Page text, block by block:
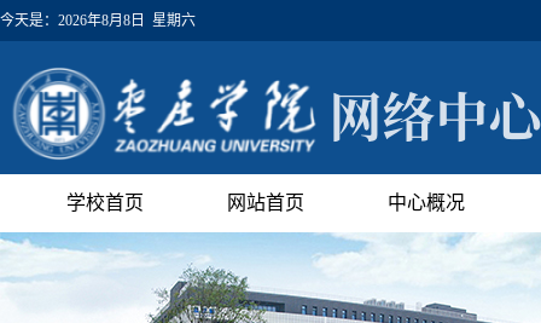
今天是： 2026年8月8日 星期六
学校首页 网站首页 中心概况